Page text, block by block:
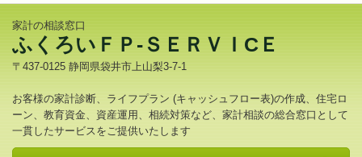
家計の相談窓口
ふくろいＦＰ-ＳＥＲＶＩCＥ
〒437-0125 静岡県袋井市上山梨3-7-1
お客様の家計診断、ライフプラン (キャッシュフロー表)の作成、住宅ロ
ーン、教育資金、資産運用、相続対策など、家計相談の総合窓口として
一貫したサービスをご提供いたします